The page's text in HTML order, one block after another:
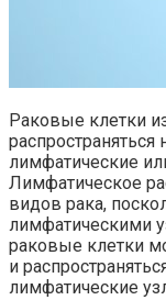
Раковые клетки
лимфатические
Лимфатическое
видов рака,
лимфатическими
раковые клетки
и
лимфатические